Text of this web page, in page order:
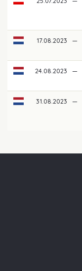
17.08.2023 —
24.08.2023 —
31.08.2023 —